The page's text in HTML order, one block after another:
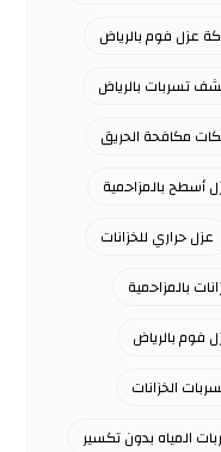
عزل فوم بالرياض
تسربات بالرياض
مكافحة الحريق
أسطح بالمزاحمية
عزل حراري للخزانات
بالمزاحمية
فوم بالرياض
الخزانات
المياه بدون تكسير